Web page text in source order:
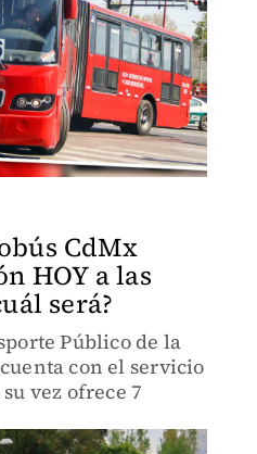
CdMx
HOY a las
será?
Público de la
con el servicio
vez ofrece 7